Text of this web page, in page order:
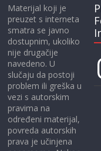
Materijal koji je
preuzet s interneta
smatra se javno
dostupnim, ukoliko
nije drugačije
navedeno. U
slučaju da postoji
problem ili greška u
vezi s autorskim
pravima na
određeni materijal,
povreda autorskih
prava je učinjena